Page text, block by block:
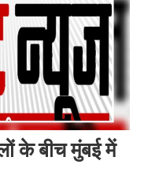
के बीच मुंबई में